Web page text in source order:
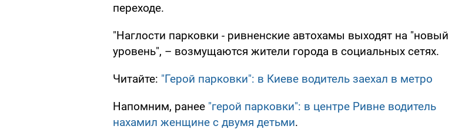
переходе.
"Наглости парковки - ривненские автохамы выходят на "новый
уровень", – возмущаются жители города в социальных сетях.
Читайте: "Герой парковки": в Киеве водитель заехал в метро
Напомним, ранее "герой парковки": в центре Ривне водитель
нахамил женщине с двумя детьми.